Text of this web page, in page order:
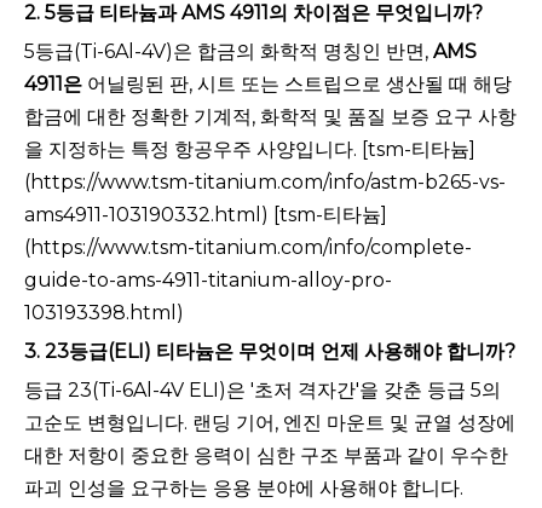
2. 5등급 티타늄과 AMS 4911의 차이점은 무엇입니까?
5등급(Ti-6Al-4V)은 합금의 화학적 명칭인 반면, AMS
4911은 어닐링된 판, 시트 또는 스트립으로 생산될 때 해당
합금에 대한 정확한 기계적, 화학적 및 품질 보증 요구 사항
을 지정하는 특정 항공우주 사양입니다. [tsm-티타늄]
(https://www.tsm-titanium.com/info/astm-b265-vs-
ams4911-103190332.html) [tsm-티타늄]
(https://www.tsm-titanium.com/info/complete-
guide-to-ams-4911-titanium-alloy-pro-
103193398.html)
3. 23등급(ELI) 티타늄은 무엇이며 언제 사용해야 합니까?
등급 23(Ti-6Al-4V ELI)은 '초저 격자간'을 갖춘 등급 5의
고순도 변형입니다. 랜딩 기어, 엔진 마운트 및 균열 성장에
대한 저항이 중요한 응력이 심한 구조 부품과 같이 우수한
파괴 인성을 요구하는 응용 분야에 사용해야 합니다.